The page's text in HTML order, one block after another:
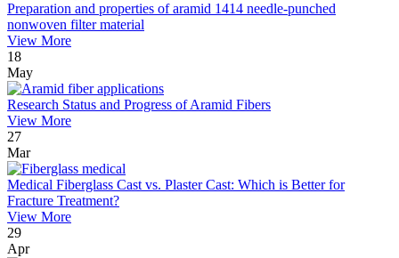
Preparation and properties of aramid 1414 needle-punched
nonwoven filter material
View More
18
May
Research Status and Progress of Aramid Fibers
View More
27
Mar
Medical Fiberglass Cast vs. Plaster Cast: Which is Better for
Fracture Treatment?
View More
29
Apr